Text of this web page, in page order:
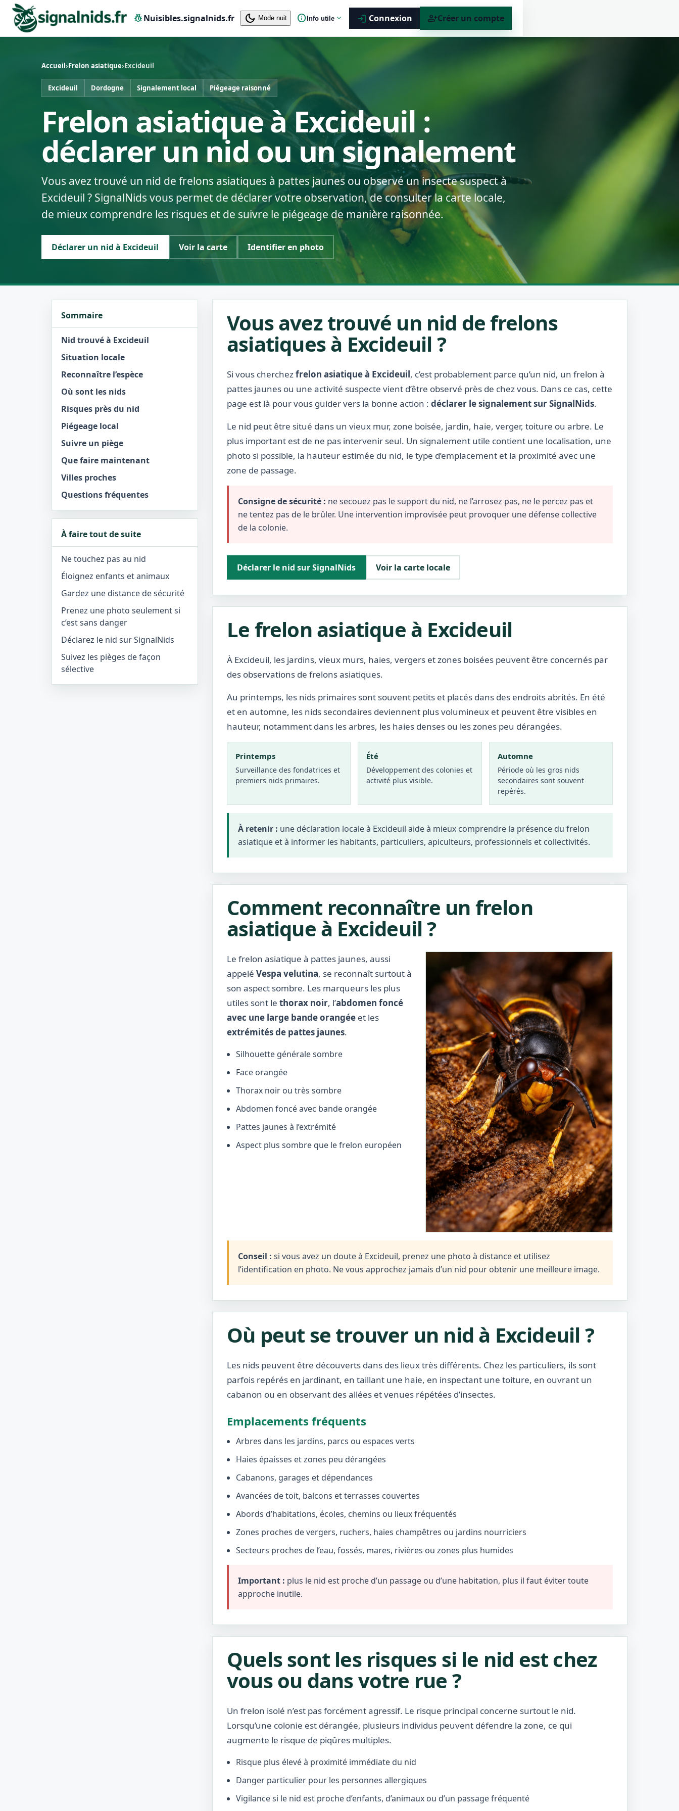
pest_controlNuisibles.signalnids.fr dark_mode Mode nuit infoInfo utile expand_more login Connexion person_addCréer un compte
Accueil›Frelon asiatique›Excideuil
Excideuil Dordogne Signalement local Piégeage raisonné
Frelon asiatique à Excideuil :
déclarer un nid ou un signalement
Vous avez trouvé un nid de frelons asiatiques à pattes jaunes ou observé un insecte suspect à
Excideuil ? SignalNids vous permet de déclarer votre observation, de consulter la carte locale,
de mieux comprendre les risques et de suivre le piégeage de manière raisonnée.
Déclarer un nid à Excideuil Voir la carte Identifier en photo
Sommaire
Nid trouvé à Excideuil
Situation locale
Reconnaître l’espèce
Où sont les nids
Risques près du nid
Piégeage local
Suivre un piège
Que faire maintenant
Villes proches
Questions fréquentes
À faire tout de suite
Ne touchez pas au nid
Éloignez enfants et animaux
Gardez une distance de sécurité
Prenez une photo seulement si
c’est sans danger
Déclarez le nid sur SignalNids
Suivez les pièges de façon
sélective
Vous avez trouvé un nid de frelons
asiatiques à Excideuil ?
Si vous cherchezfrelon asiatique à Excideuil, c’est probablement parce qu’un nid, un frelon à
pattes jaunes ou une activité suspecte vient d’être observé près de chez vous. Dans ce cas, cette
page est là pour vous guider vers la bonne action : déclarer le signalement sur SignalNids.
Le nid peut être situé dans un vieux mur, zone boisée, jardin, haie, verger, toiture ou arbre. Le
plus important est de ne pas intervenir seul. Un signalement utile contient une localisation, une
photo si possible, la hauteur estimée du nid, le type d’emplacement et la proximité avec une
zone de passage.
Consigne de sécurité : ne secouez pas le support du nid, ne l’arrosez pas, ne le percez pas et
ne tentez pas de le brûler. Une intervention improvisée peut provoquer une défense collective
de la colonie.
Déclarer le nid sur SignalNids Voir la carte locale
Le frelon asiatique à Excideuil
À Excideuil, les jardins, vieux murs, haies, vergers et zones boisées peuvent être concernés par
des observations de frelons asiatiques.
Au printemps, les nids primaires sont souvent petits et placés dans des endroits abrités. En été
et en automne, les nids secondaires deviennent plus volumineux et peuvent être visibles en
hauteur, notamment dans les arbres, les haies denses ou les zones peu dérangées.
Printemps
Surveillance des fondatrices et
premiers nids primaires.
Été
Développement des colonies et
activité plus visible.
Automne
Période où les gros nids
secondaires sont souvent
repérés.
À retenir : une déclaration locale à Excideuil aide à mieux comprendre la présence du frelon
asiatique et à informer les habitants, particuliers, apiculteurs, professionnels et collectivités.
Comment reconnaître un frelon
asiatique à Excideuil ?
Le frelon asiatique à pattes jaunes, aussi
appelé Vespa velutina, se reconnaît surtout à
son aspect sombre. Les marqueurs les plus
utiles sont le thorax noir, l’abdomen foncé
avec une large bande orangée et les
extrémités de pattes jaunes.
Silhouette générale sombre
Face orangée
Thorax noir ou très sombre
Abdomen foncé avec bande orangée
Pattes jaunes à l’extrémité
Aspect plus sombre que le frelon européen
Conseil : si vous avez un doute à Excideuil, prenez une photo à distance et utilisez
l’identification en photo. Ne vous approchez jamais d’un nid pour obtenir une meilleure image.
Où peut se trouver un nid à Excideuil ?
Les nids peuvent être découverts dans des lieux très différents. Chez les particuliers, ils sont
parfois repérés en jardinant, en taillant une haie, en inspectant une toiture, en ouvrant un
cabanon ou en observant des allées et venues répétées d’insectes.
Emplacements fréquents
Arbres dans les jardins, parcs ou espaces verts
Haies épaisses et zones peu dérangées
Cabanons, garages et dépendances
Avancées de toit, balcons et terrasses couvertes
Abords d’habitations, écoles, chemins ou lieux fréquentés
Zones proches de vergers, ruchers, haies champêtres ou jardins nourriciers
Secteurs proches de l’eau, fossés, mares, rivières ou zones plus humides
Important : plus le nid est proche d’un passage ou d’une habitation, plus il faut éviter toute
approche inutile.
Quels sont les risques si le nid est chez
vous ou dans votre rue ?
Un frelon isolé n’est pas forcément agressif. Le risque principal concerne surtout le nid.
Lorsqu’une colonie est dérangée, plusieurs individus peuvent défendre la zone, ce qui
augmente le risque de piqûres multiples.
Risque plus élevé à proximité immédiate du nid
Danger particulier pour les personnes allergiques
Vigilance si le nid est proche d’enfants, d’animaux ou d’un passage fréquenté